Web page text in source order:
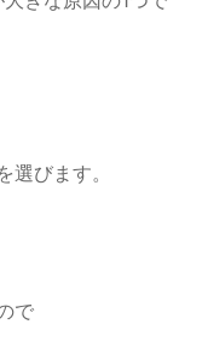
選びます。
で